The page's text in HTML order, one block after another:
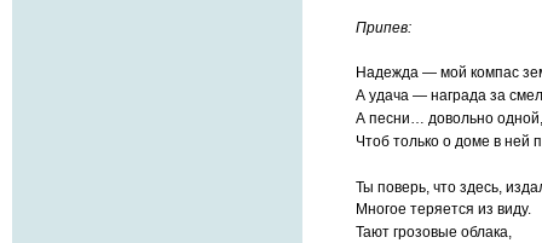
Припев:
Надежда — мой компас
А удача — награда за
А песни… довольно одной,
Чтоб только о доме в ней
Ты поверь, что здесь,
Многое теряется из виду.
Тают грозовые облака,